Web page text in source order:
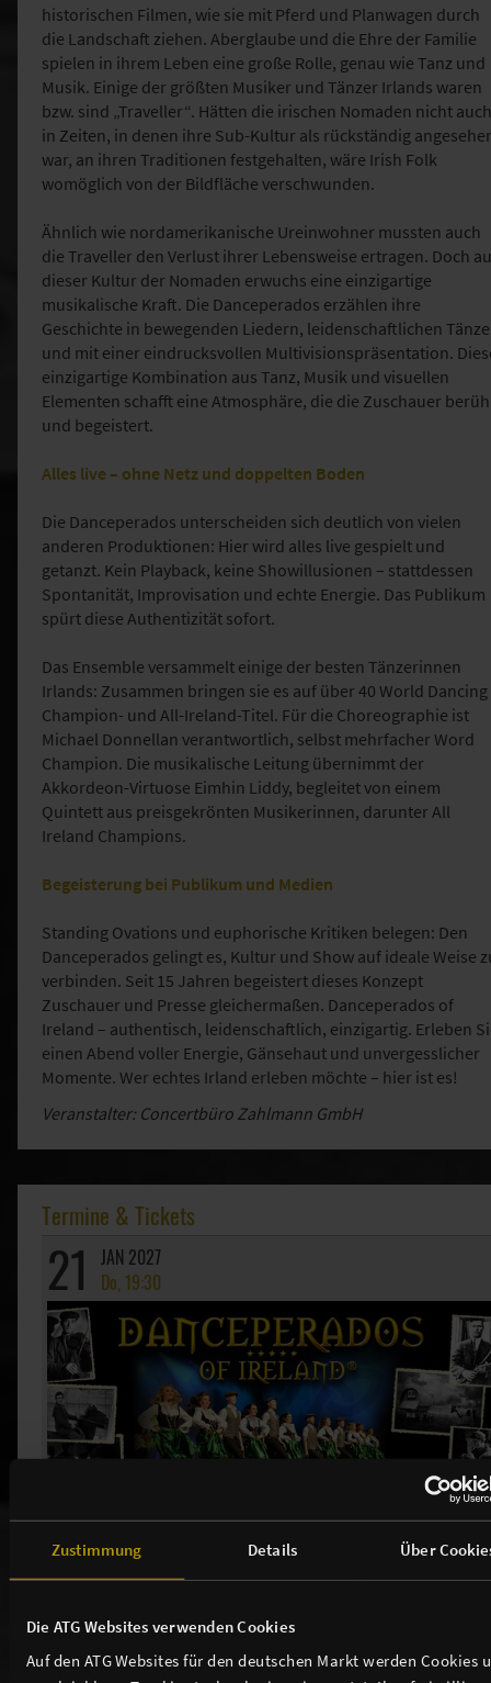
Zustimmung Details Über
Die ATG Websites verwenden Cookies
Auf den ATG Websites für den deutschen Markt werden Cookies
historischen Filmen, wie sie mit Pferd und Planwagen durch
die Landschaft ziehen. Aberglaube und die Ehre der Familie
spielen in ihrem Leben eine große Rolle, genau wie Tanz und
Musik. Einige der größten Musiker und Tänzer Irlands waren
bzw. sind „Traveller“. Hätten die irischen Nomaden nicht auch
in Zeiten, in denen ihre Sub-Kultur als rückständig
war, an ihren Traditionen festgehalten, wäre Irish Folk
womöglich von der Bildfläche verschwunden.
Ähnlich wie nordamerikanische Ureinwohner mussten auch
die Traveller den Verlust ihrer Lebensweise ertragen. Doch
dieser Kultur der Nomaden erwuchs eine einzigartige
musikalische Kraft. Die Danceperados erzählen ihre
Geschichte in bewegenden Liedern, leidenschaftlichen
und mit einer eindrucksvollen Multivisionspräsentation.
einzigartige Kombination aus Tanz, Musik und visuellen
Elementen schafft eine Atmosphäre, die die Zuschauer
und begeistert.
Alles live – ohne Netz und doppelten Boden
Die Danceperados unterscheiden sich deutlich von vielen
anderen Produktionen: Hier wird alles live gespielt und
getanzt. Kein Playback, keine Showillusionen – stattdessen
Spontanität, Improvisation und echte Energie. Das Publikum
spürt diese Authentizität sofort.
Das Ensemble versammelt einige der besten Tänzerinnen
Irlands: Zusammen bringen sie es auf über 40 World Dancing
Champion- und All-Ireland-Titel. Für die Choreographie ist
Michael Donnellan verantwortlich, selbst mehrfacher Word
Champion. Die musikalische Leitung übernimmt der
Akkordeon-Virtuose Eimhin Liddy, begleitet von einem
Quintett aus preisgekrönten Musikerinnen, darunter All
Ireland Champions.
Begeisterung bei Publikum und Medien
Standing Ovations und euphorische Kritiken belegen: Den
Danceperados gelingt es, Kultur und Show auf ideale Weise
verbinden. Seit 15 Jahren begeistert dieses Konzept
Zuschauer und Presse gleichermaßen. Danceperados of
Ireland – authentisch, leidenschaftlich, einzigartig. Erleben
einen Abend voller Energie, Gänsehaut und unvergesslicher
Momente. Wer echtes Irland erleben möchte – hier ist es!
Veranstalter: Concertbüro Zahlmann GmbH
Termine & Tickets
21
JAN 2027
Do, 19:30
Danceperados of Ireland - Life, love and lore of the